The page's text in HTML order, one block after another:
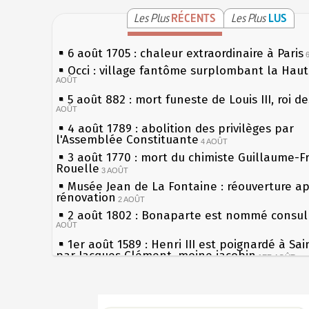
Les PlusRÉCENTS Les Plus LUS
6 août 1705 : chaleur extraordinaire à Paris
Occi : village fantôme surplombant la
AOÛT
5 août 882 : mort funeste de Louis III, roi
AOÛT
4 août 1789 : abolition des privilèges par
l'Assemblée Constituante 4 AOÛT
3 août 1770 : mort du chimiste Guillaume-
Rouelle 3 AOÛT
Musée Jean de La Fontaine : réouverture
rénovation 2 AOÛT
2 août 1802 : Bonaparte est nommé
AOÛT
1er août 1589 : Henri III est poignardé à
par Jacques Clément, moine jacobin 1ER AOÛT